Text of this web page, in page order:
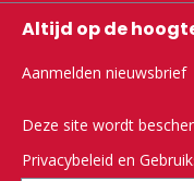
Altijd op de
Aanmelden nieuwsbrief
Deze site wordt
Privacybeleid en